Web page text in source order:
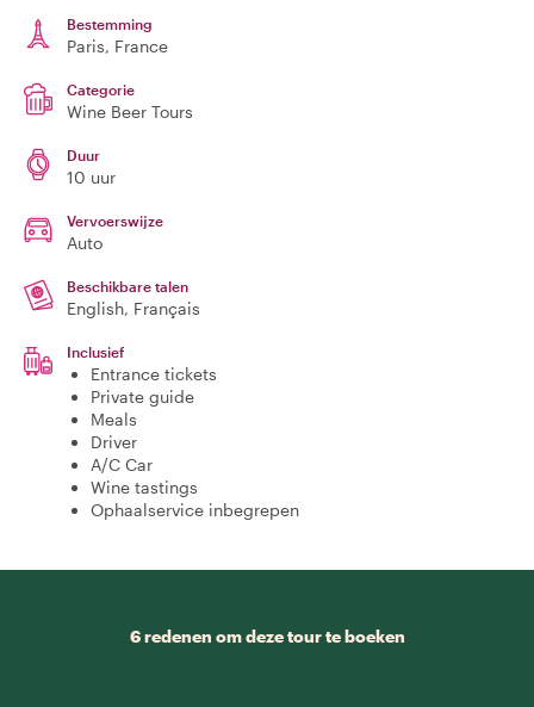
Bestemming
Paris, France
Categorie
Wine Beer Tours
Duur
10 uur
Vervoerswijze
Auto
Beschikbare talen
English, Français
Inclusief
Entrance tickets
Private guide
Meals
Driver
A/C Car
Wine tastings
Ophaalservice inbegrepen
6 redenen om deze tour te boeken